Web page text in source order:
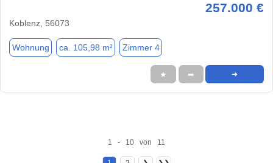
257.000 €
Koblenz, 56073
Wohnung ca. 105,98 m² Zimmer 4
★ ➦ ➜
1 - 10 von 11